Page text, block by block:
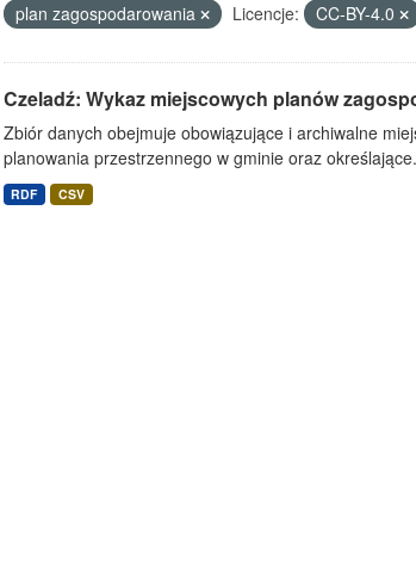
plan zagospodarowania
Licencje: CC-BY-4.0
Czeladź: Wykaz miejscowych planów
Zbiór danych obejmuje obowiązujące i archiwalne
planowania przestrzennego w gminie oraz
RDF CSV